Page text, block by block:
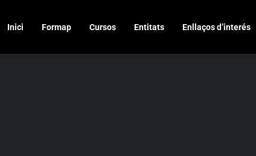
Inici Formap Cursos Entitats Enllaços d’interés